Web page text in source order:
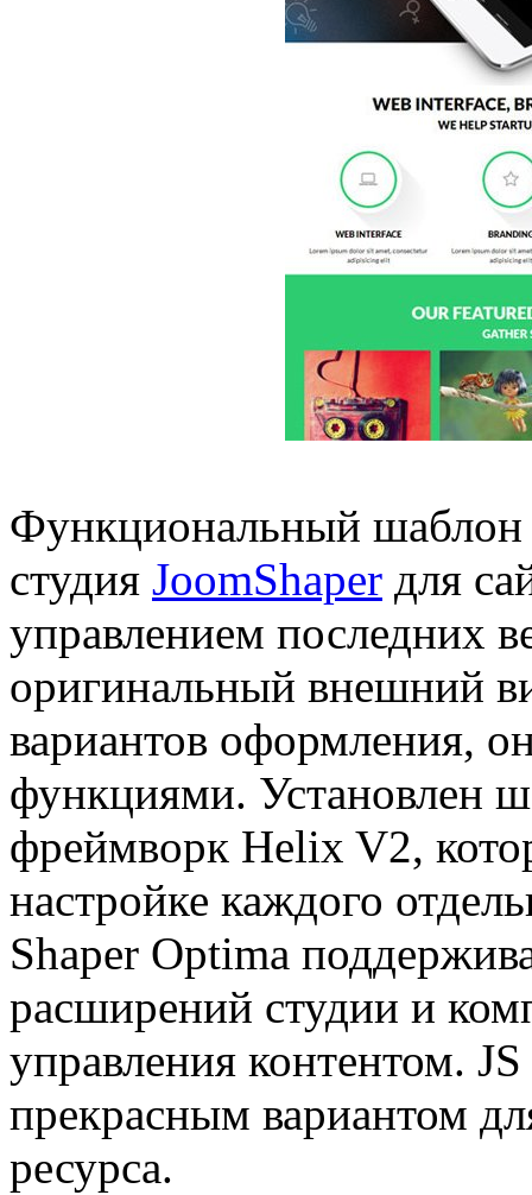
Функциональный шаблон
студия JoomShaper для
управлением последних
оригинальный внешний
вариантов оформления,
функциями. Установлен
фреймворк Helix V2,
настройке каждого
Shaper Optima
расширений студии и
управления контентом.
прекрасным вариантом
ресурса.